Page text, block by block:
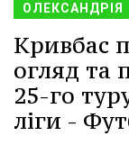
ОЛЕКСАНДРІЯ
Кривбас
огляд та
25-го
ліги -